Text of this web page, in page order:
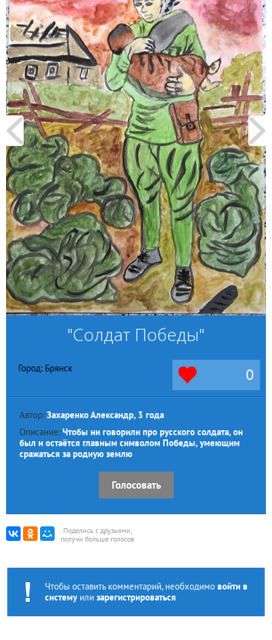
"Солдат Победы"
Город: Брянск 0
Автор: Захаренко Александр, 3 года
Описание: Чтобы ни говорили про русского солдата, он
был и остаётся главным символом Победы, умеющим
сражаться за родную землю
Голосовать
Поделись с друзьями,
получи больше голосов
Чтобы оставить комментарий, необходимо войти в
системуили зарегистрироваться